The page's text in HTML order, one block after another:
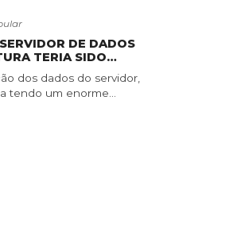
DE DADOS
TERIA SIDO
dos dados do servidor,
tendo um enorme